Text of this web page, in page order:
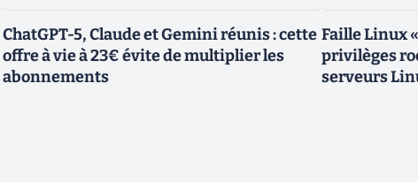
ChatGPT-5, Claude et Gemini réunis : cette
offre à vie à 23€ évite de multiplier les
abonnements
Faille Linux
privilèges
serveurs